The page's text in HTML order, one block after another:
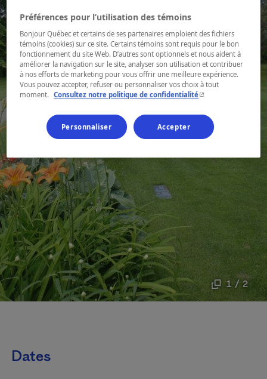
1 / 2
Dates
Préférences pour l’utilisation des témoins
Bonjour Québec et certains de ses partenaires emploient des fichiers
témoins (cookies) sur ce site. Certains témoins sont requis pour le bon
fonctionnement du site Web. D’autres sont optionnels et nous aident à
améliorer la navigation sur le site, analyser son utilisation et contribuer
à nos efforts de marketing pour vous offrir une meilleure expérience.
Vous pouvez accepter, refuser ou personnaliser vos choix à tout
moment.
Consultez notre politique de confidentialité- Cet hyperlien
Personnaliser Accepter